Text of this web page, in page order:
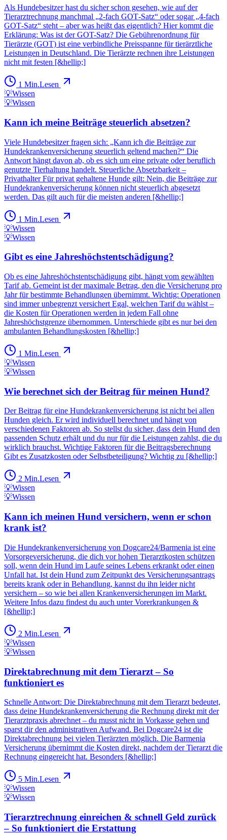
Als Hundebesitzer hast du sicher schon gesehen, wie auf der
Tierarztrechnung manchmal „2‑fach GOT‑Satz“ oder sogar „4‑fach
GOT‑Satz“ steht – aber was heißt das eigentlich? Hier kommt die
Erklärung: Was ist der GOT-Satz? Die Gebührenordnung für
Tierärzte (GOT) ist eine verbindliche Preisspanne für tierärztliche
Leistungen in Deutschland. Die Tierärzte rechnen ihre Leistungen
nicht mit festen [&hellip;]
1 Min.Lesen
💡Wissen
💡Wissen
Kann ich meine Beiträge steuerlich absetzen?
Viele Hundebesitzer fragen sich: „Kann ich die Beiträge zur
Hundekrankenversicherung steuerlich geltend machen?“ Die
Antwort hängt davon ab, ob es sich um eine private oder beruflich
genutzte Tierhaltung handelt. Steuerliche Absetzbarkeit –
Privathalter Für privat gehaltene Hunde gilt: Nein, die Beiträge zur
Hundekrankenversicherung können nicht steuerlich abgesetzt
werden. Das gilt auch für die meisten anderen [&hellip;]
1 Min.Lesen
💡Wissen
💡Wissen
Gibt es eine Jahreshöchstentschädigung?
Ob es eine Jahreshöchstentschädigung gibt, hängt vom gewählten
Tarif ab. Gemeint ist der maximale Betrag, den die Versicherung pro
Jahr für bestimmte Behandlungen übernimmt. Wichtig: Operationen
sind immer unbegrenzt versichert Egal, welchen Tarif du wählst –
die Kosten für Operationen werden in jedem Fall ohne
Jahreshöchstgrenze übernommen. Unterschiede gibt es nur bei den
ambulanten Behandlungskosten [&hellip;]
1 Min.Lesen
💡Wissen
💡Wissen
Wie berechnet sich der Beitrag für meinen Hund?
Der Beitrag für eine Hundekrankenversicherung ist nicht bei allen
Hunden gleich. Er wird individuell berechnet und hängt von
verschiedenen Faktoren ab. So stellst du sicher, dass dein Hund den
passenden Schutz erhält und du nur für die Leistungen zahlst, die du
wirklich brauchst. Wichtige Faktoren für die Beitragsberechnung
Gibt es Zusatzkosten oder Selbstbeteiligung? Wichtig zu [&hellip;]
2 Min.Lesen
💡Wissen
💡Wissen
Kann ich meinen Hund versichern, wenn er schon
krank ist?
Die Hundekrankenversicherung von Dogcare24/Barmenia ist eine
Vorsorgeversicherung, die dich vor hohen Tierarztkosten schützen
soll, wenn dein Hund im Laufe seines Lebens erkrankt oder einen
Unfall hat. Ist dein Hund zum Zeitpunkt des Versicherungsantrags
bereits krank oder in Behandlung, kannst du ihn leider nicht
versichern – so wie bei allen Krankenversicherungen im Markt.
Weitere Infos dazu findest du auch unter Vorerkrankungen &
[&hellip;]
2 Min.Lesen
💡Wissen
💡Wissen
Direktabrechnung mit dem Tierarzt – So
funktioniert es
Schnelle Antwort: Die Direktabrechnung mit dem Tierarzt bedeutet,
dass deine Hundekrankenversicherung die Rechnung direkt mit der
Tierarztpraxis abrechnet – du musst nicht in Vorkasse gehen und
sparst dir den administrativen Aufwand. Bei Dogcare24 ist die
Direktabrechnung bei vielen Tierärzten möglich. Die Barmenia
Versicherung übernimmt die Kosten direkt, nachdem der Tierarzt die
Rechnung eingereicht hat. Besonders [&hellip;]
5 Min.Lesen
💡Wissen
💡Wissen
Tierarztrechnung einreichen & schnell Geld zurück
– So funktioniert die Erstattung